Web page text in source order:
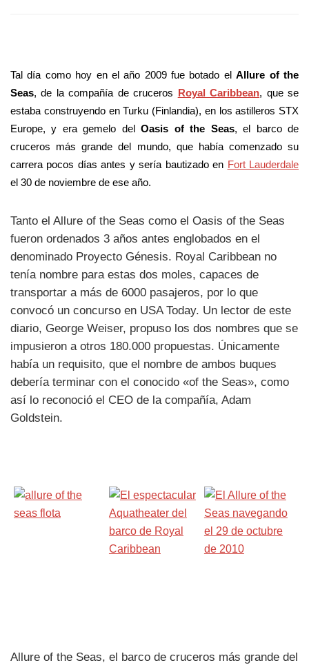
Tal día como hoy en el año 2009 fue botado elAllure of the
Seas, de la compañía de cruceros Royal Caribbean, que se
estaba construyendo en Turku (Finlandia), en los astilleros STX
Europe, y era gemelo delOasis of the Seas, el barco de
cruceros más grande del mundo, que había comenzado su
carrera pocos días antes y sería bautizado en Fort Lauderdale
el 30 de noviembre de ese año.
Tanto el Allure of the Seas como el Oasis of the Seas
fueron ordenados 3 años antes englobados en el
denominado Proyecto Génesis. Royal Caribbean no
tenía nombre para estas dos moles, capaces de
transportar a más de 6000 pasajeros, por lo que
convocó un concurso en USA Today. Un lector de este
diario, George Weiser, propuso los dos nombres que se
impusieron a otros 180.000 propuestas. Únicamente
había un requisito, que el nombre de ambos buques
debería terminar con el conocido «of the Seas», como
así lo reconoció el CEO de la compañía, Adam
Goldstein.
Allure of the Seas, el barco de cruceros más grande del